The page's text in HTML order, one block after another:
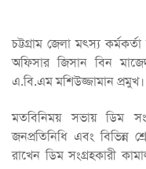
চট্টগ্রাম জেলা মৎস্য
অফিসার জিসান বিন
এ.বি.এম মশিউজ্জামান প্রমুখ।
মতবিনিময় সভায় ডিম
জনপ্রতিনিধি এবং বিভিন্ন
রাখেন ডিম সংগ্রহকারী